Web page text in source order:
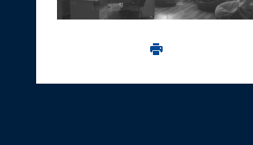
Imprima aceasta pagina